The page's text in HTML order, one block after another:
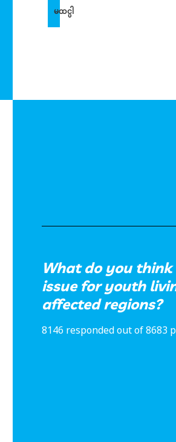
မထင္ပါ
What do you
issue for youth
affected regions?
8146 responded out of 8683